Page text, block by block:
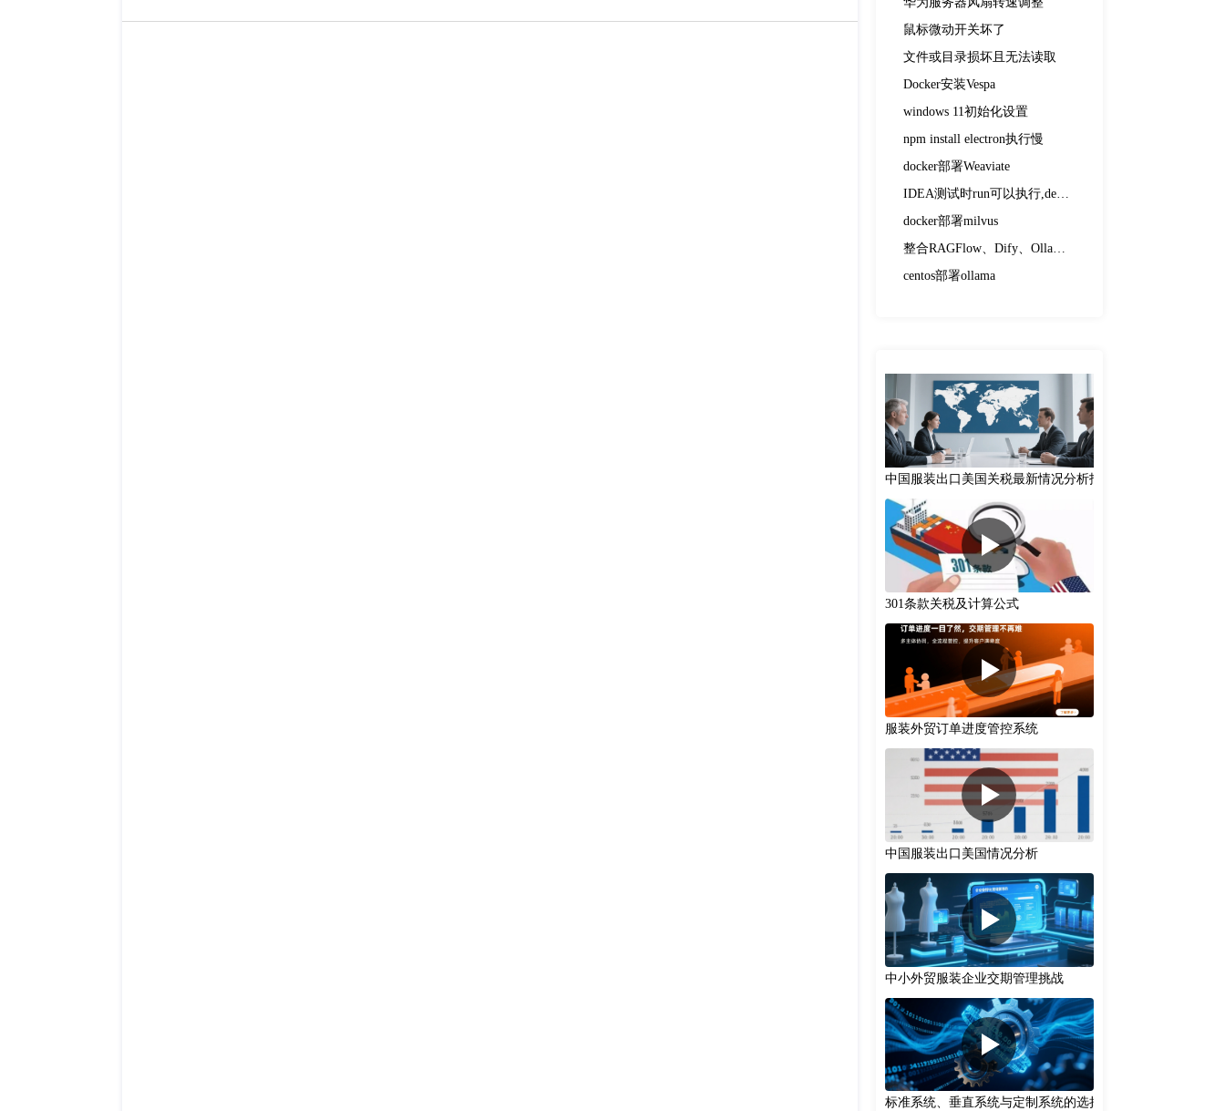
鼠标微动开关坏了
文件或目录损坏且无法读取
Docker安装Vespa
windows 11初始化设置
npm install electron执行慢
docker部署Weaviate
IDEA测试时run可以执行,debug执行不了
docker部署milvus
整合RAGFlow、Dify、Ollama、DeepSeek
centos部署ollama
中国服装出口美国关税最新情况分析报告(2025-08-12)
301条款关税‌及计算公式
服装外贸订单进度管控系统
中国服装出口美国情况分析
中小外贸服装企业交期管理挑战
标准系统、垂直系统与定制系统的选择策略